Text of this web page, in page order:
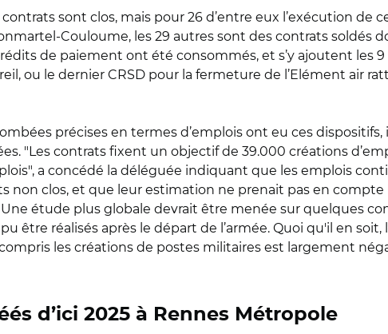
contrats sont clos, mais pour 26 d’entre eux l’exécution
Couloume, les 29 autres sont des contrats soldés
de paiement ont été consommés, et s’y ajoutent les
ou le dernier CRSD pour la fermeture de l’Elément air
précises en termes d’emplois ont eu ces dispositifs,
"Les contrats fixent un objectif de 39.000 créations
a concédé la déléguée indiquant que les emplois
non clos, et que leur estimation ne prenait pas en
étude plus globale devrait être menée sur quelques
être réalisés après le départ de l’armée. Quoi qu'il en
compris les créations de postes militaires est largement
d’ici 2025 à Rennes Métropole